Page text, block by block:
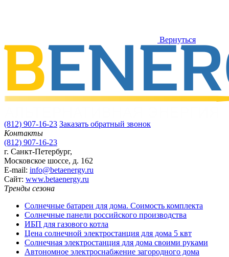
Вернуться
(812) 907-16-23 Заказать обратный звонок
Контакты
(812) 907-16-23
г. Санкт-Петербург,
Московское шоссе, д. 162
E-mail: info@betaenergy.ru
Cайт: www.betaenergy.ru
Тренды сезона
Солнечные батареи для дома. Соимость комплекта
Солнечные панели российского производства
ИБП для газового котла
Цена солнечной электростанция для дома 5 квт
Солнечная электростанция для дома своими руками
Автономное электроснабжение загородного дома